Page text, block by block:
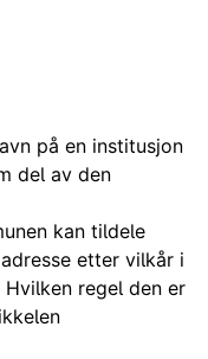
på en institusjon
del av den
kan tildele
etter vilkår i
regel den er